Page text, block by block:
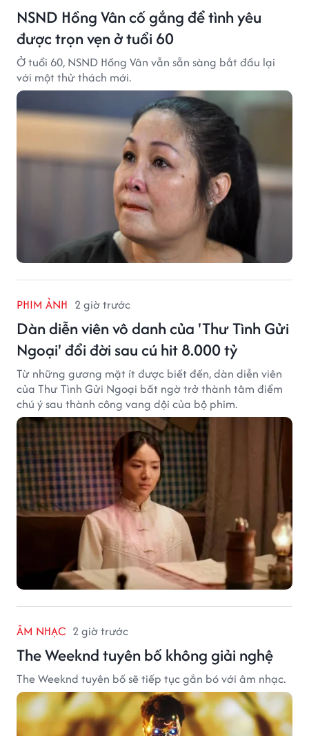
NSND Hồng Vân cố gắng để tình yêu
được trọn vẹn ở tuổi 60
Ở tuổi 60, NSND Hồng Vân vẫn sẵn sàng bắt đầu lại
với một thử thách mới.
PHIM ẢNH 2 giờ trước
Dàn diễn viên vô danh của 'Thư Tình Gửi
Ngoại' đổi đời sau cú hit 8.000 tỷ
Từ những gương mặt ít được biết đến, dàn diễn viên
của Thư Tình Gửi Ngoại bất ngờ trở thành tâm điểm
chú ý sau thành công vang dội của bộ phim.
ÂM NHẠC 2 giờ trước
The Weeknd tuyên bố không giải nghệ
The Weeknd tuyên bố sẽ tiếp tục gắn bó với âm nhạc.